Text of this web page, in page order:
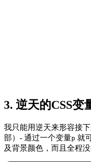
3. 逆天的CSS变
我只能用逆天来形容接
部）- 通过一个变量p 就
及背景颜色，而且全程